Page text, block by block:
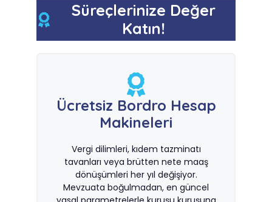
Süreçlerinize Değer
Katın!
Ücretsiz Bordro Hesap
Makineleri
Vergi dilimleri, kıdem tazminatı
tavanları veya brütten nete maaş
dönüşümleri her yıl değişiyor.
Mevzuata boğulmadan, en güncel